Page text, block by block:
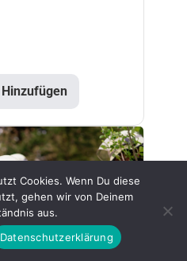
Cookies. Wenn Du diese
gehen wir von Deinem
aus.
Datenschutzerklärung